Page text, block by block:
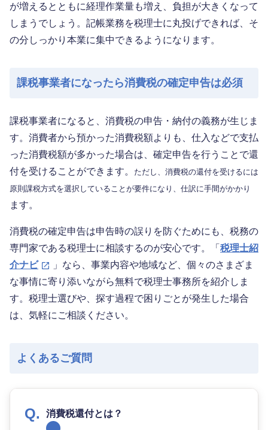
が増えるとともに経理作業量も増え、負担が大きくなって
しまうでしょう。記帳業務を税理士に丸投げできれば、そ
の分しっかり本業に集中できるようになります。
課税事業者になったら消費税の確定申告は必須
課税事業者になると、消費税の申告・納付の義務が生じま
す。消費者から預かった消費税額よりも、仕入などで支払
った消費税額が多かった場合は、確定申告を行うことで還
付を受けることができます。
ただし、消費税の還付を受けるには
原則課税方式を選択していることが要件になり、仕訳に手間がかかり
ます。
消費税の確定申告は申告時の誤りを防ぐためにも、税務の
専門家である税理士に相談するのが安心です。「 税理士紹
介ナビ
」なら、事業内容や地域など、個々のさまざま
な事情に寄り添いながら無料で税理士事務所を紹介しま
す。税理士選びや、探す過程で困りごとが発生した場合
は、気軽にご相談ください。
よくあるご質問
消費税還付とは？